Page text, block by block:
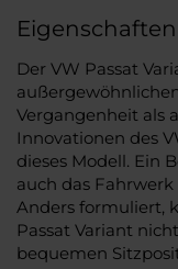
Der VW Passat
Vergangenheit als
Innovationen des
dieses Modell. Ein
auch das
Anders formuliert,
Passat Variant
bequemen